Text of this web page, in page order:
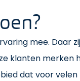
mee. Daar
klanten
dat voor